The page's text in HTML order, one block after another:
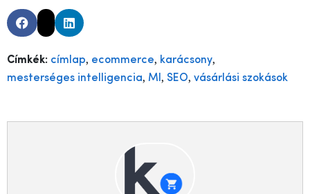
Címkék: címlap, ecommerce, karácsony,
mesterséges intelligencia, MI , SEO, vásárlási szokások